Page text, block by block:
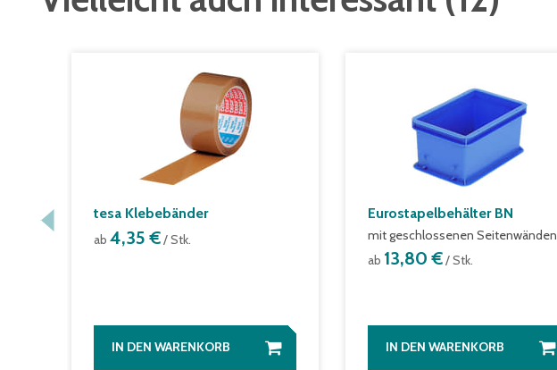
tesa Klebebänder
ab 4,35 €/ Stk.
IN DEN WARENKORB
Eurostapelbehälter BN
mit geschlossenen Seitenwänden
ab 13,80 €/ Stk.
IN DEN WARENKORB